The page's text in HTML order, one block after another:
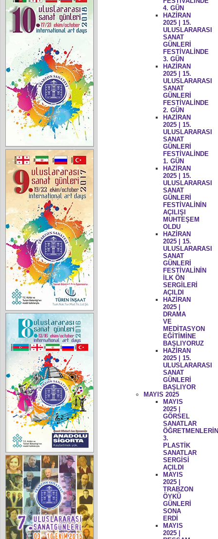
4. GÜN
HAZİRAN
2025 | 15.
ULUSLARARASI
SANAT
GÜNLERİ
FESTİVALİNDE
3. GÜN
HAZİRAN
2025 | 15.
ULUSLARARASI
SANAT
GÜNLERİ
FESTİVALİNDE
2. GÜN
HAZİRAN
2025 | 15.
ULUSLARARASI
SANAT
GÜNLERİ
FESTİVALİNDE
1. GÜN
HAZİRAN
2025 | 15.
ULUSLARARASI
SANAT
GÜNLERİ
FESTİVALİNİN
AÇILIŞI
MUHTEŞEM
OLDU
HAZİRAN
2025 | 15.
ULUSLARARASI
SANAT
GÜNLERİ
FESTİVALİNİN
İLK ÖN
SERGİLERİ
AÇILDI
HAZİRAN
2025 |
DRAMA
VE
MEDİTASYON
EĞİTİMİNE
BAŞLIYORUZ
HAZİRAN
2025 | 15.
ULUSLARARASI
SANAT
GÜNLERİ
BAŞLIYOR
MAYIS 2025
MAYIS
2025 |
GÖRSEL
SANATLAR
3.
PLASTİK
SANATLAR
SERGİSİ
AÇILDI
MAYIS
2025 |
TRABZON
ÖYKÜ
GÜNLERİ
SONA
ERDİ
MAYIS
2025 |